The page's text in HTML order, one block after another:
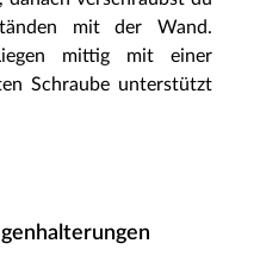
mit der Wand.
mittig mit einer
Schraube unterstützt